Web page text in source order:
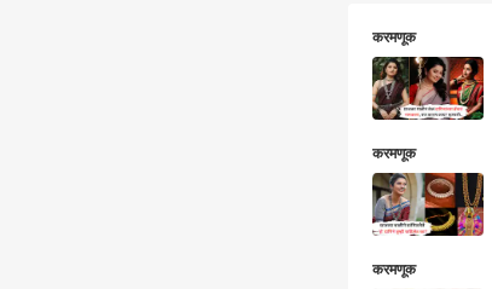
करमणूक
करमणूक
करमणूक